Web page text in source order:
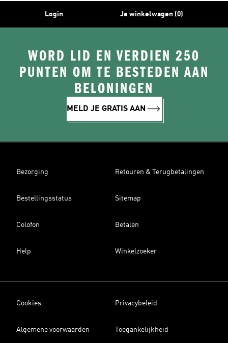
Login Je winkelwagen (0)
WORD LID EN VERDIEN 250
PUNTEN OM TE BESTEDEN AAN
BELONINGEN
MELD JE GRATIS AAN
Bezorging Retouren & Terugbetalingen
Bestellingsstatus Sitemap
Colofon Betalen
Help Winkelzoeker
Cookies Privacybeleid
Algemene voorwaarden Toegankelijkheid